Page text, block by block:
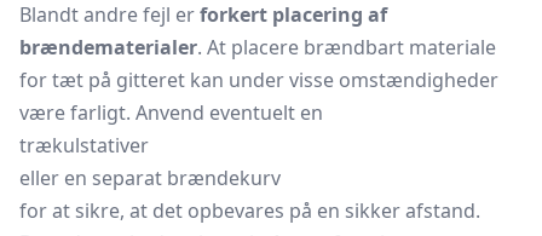
Blandt andre fejl erforkert placering af
brændematerialer. At placere brændbart materiale
for tæt på gitteret kan under visse omstændigheder
være farligt. Anvend eventuelt en
trækulstativer
eller en separat brændekurv
for at sikre, at det opbevares på en sikker afstand.